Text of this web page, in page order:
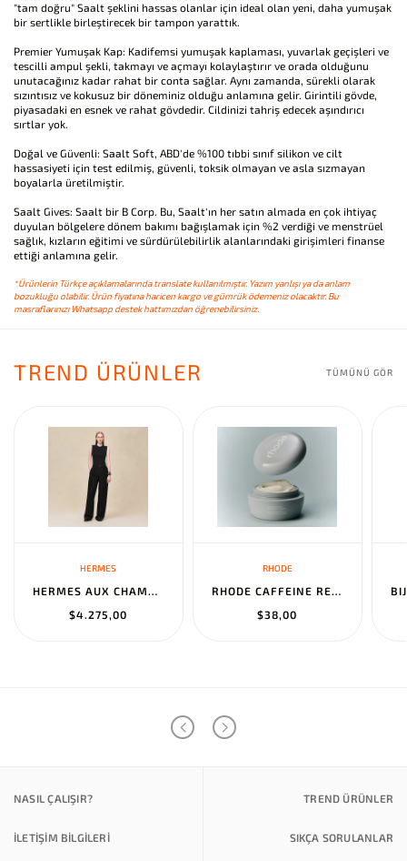
"tam doğru" Saalt şeklini hassas olanlar için ideal olan yeni, daha yumuşak
bir sertlikle birleştirecek bir tampon yarattık.
Premier Yumuşak Kap: Kadifemsi yumuşak kaplaması, yuvarlak geçişleri ve
tescilli ampul şekli, takmayı ve açmayı kolaylaştırır ve orada olduğunu
unutacağınız kadar rahat bir conta sağlar. Aynı zamanda, sürekli olarak
sızıntısız ve kokusuz bir döneminiz olduğu anlamına gelir. Girintili gövde,
piyasadaki en esnek ve rahat gövdedir. Cildinizi tahriş edecek aşındırıcı
sırtlar yok.
Doğal ve Güvenli: Saalt Soft, ABD'de %100 tıbbi sınıf silikon ve cilt
hassasiyeti için test edilmiş, güvenli, toksik olmayan ve asla sızmayan
boyalarla üretilmiştir.
Saalt Gives: Saalt bir B Corp. Bu, Saalt'ın her satın almada en çok ihtiyaç
duyulan bölgelere dönem bakımı bağışlamak için %2 verdiği ve menstrüel
sağlık, kızların eğitimi ve sürdürülebilirlik alanlarındaki girişimleri finanse
ettiği anlamına gelir.
*Ürünlerin Türkçe açıklamalarında translate kullanılmıştır. Yazım yanlışı ya da anlam
bozukluğu olabilir. Ürün fiyatına haricen kargo ve gümrük ödemeniz olacaktır. Bu
masraflarınızı Whatsapp destek hattımızdan öğrenebilirsiniz.
TREND ÜRÜNLER TÜMÜNÜ GÖR
HERMES
HERMES AUX CHAMPS EN FLEURS" PANTS NOIR
$4.275,00
RHODE
RHODE CAFFEINE RESET SCULPTING CREAM MASK
$38,00
NASIL ÇALIŞIR? TREND ÜRÜNLER
İLETİŞİM BİLGİLERİ SIKÇA SORULANLAR